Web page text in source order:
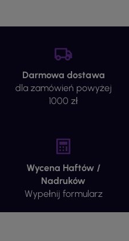
Darmowa dostawa
dla zamówień powyżej
1000 zł
Wycena Haftów /
Nadruków
Wypełnij formularz